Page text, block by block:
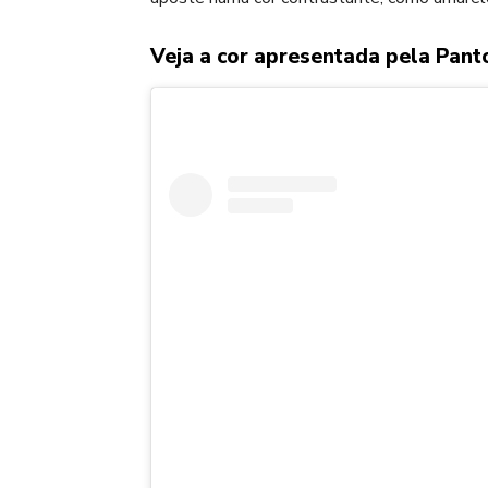
Veja a cor apresentada pela